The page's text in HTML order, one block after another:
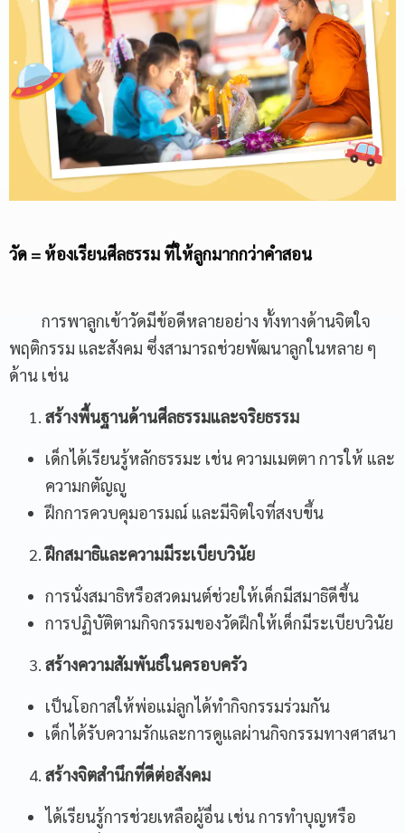
วัด = ห้องเรียนศีลธรรม ที่ให้ลูกมากกว่าคำสอน
การพาลูกเข้าวัดมีข้อดีหลายอย่าง ทั้งทางด้านจิตใจ
พฤติกรรม และสังคม ซึ่งสามารถช่วยพัฒนาลูกในหลาย ๆ
ด้าน เช่น
สร้างพื้นฐานด้านศีลธรรมและจริยธรรม
เด็กได้เรียนรู้หลักธรรมะ เช่น ความเมตตา การให้ และ
ความกตัญญู
ฝึกการควบคุมอารมณ์ และมีจิตใจที่สงบขึ้น
ฝึกสมาธิและความมีระเบียบวินัย
การนั่งสมาธิหรือสวดมนต์ช่วยให้เด็กมีสมาธิดีขึ้น
การปฏิบัติตามกิจกรรมของวัดฝึกให้เด็กมีระเบียบวินัย
สร้างความสัมพันธ์ในครอบครัว
เป็นโอกาสให้พ่อแม่ลูกได้ทำกิจกรรมร่วมกัน
เด็กได้รับความรักและการดูแลผ่านกิจกรรมทางศาสนา
สร้างจิตสำนึกที่ดีต่อสังคม
ได้เรียนรู้การช่วยเหลือผู้อื่น เช่น การทำบุญหรือ